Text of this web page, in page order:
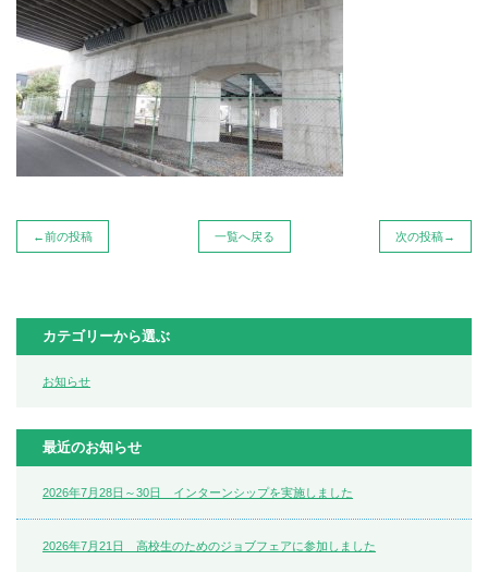
←前の投稿 一覧へ戻る 次の投稿→
カテゴリーから選ぶ
お知らせ
最近のお知らせ
2026年7月28日～30日 インターンシップを実施しました
2026年7月21日 高校生のためのジョブフェアに参加しました